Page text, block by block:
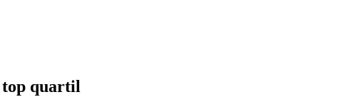
top quartil